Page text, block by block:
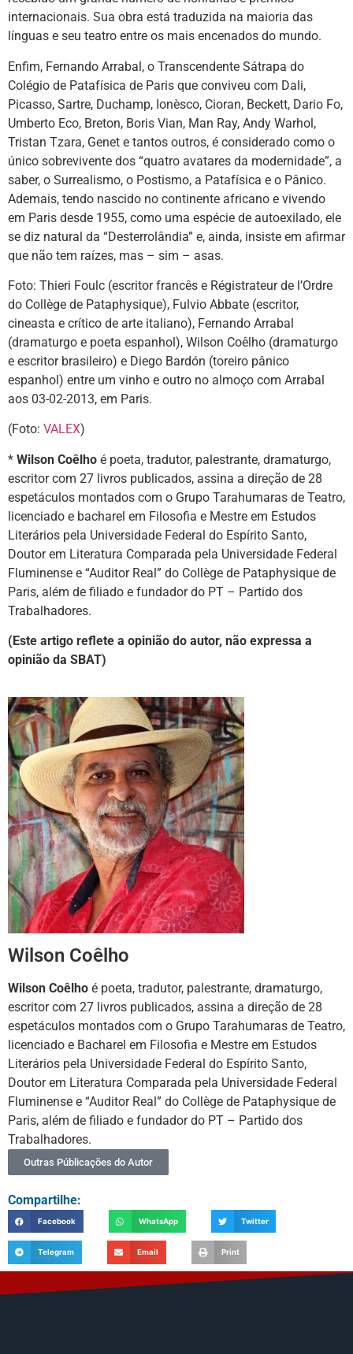
internacionais. Sua obra está traduzida na maioria das
línguas e seu teatro entre os mais encenados do mundo.
Enfim, Fernando Arrabal, o Transcendente Sátrapa do
Colégio de Patafísica de Paris que conviveu com Dali,
Picasso, Sartre, Duchamp, Ionèsco, Cioran, Beckett, Dario Fo,
Umberto Eco, Breton, Boris Vian, Man Ray, Andy Warhol,
Tristan Tzara, Genet e tantos outros, é considerado como o
único sobrevivente dos “quatro avatares da modernidade”, a
saber, o Surrealismo, o Postismo, a Patafísica e o Pânico.
Ademais, tendo nascido no continente africano e vivendo
em Paris desde 1955, como uma espécie de autoexilado, ele
se diz natural da “Desterrolândia” e, ainda, insiste em afirmar
que não tem raízes, mas – sim – asas.
Foto: Thieri Foulc (escritor francês e Régistrateur de l’Ordre
do Collège de Pataphysique), Fulvio Abbate (escritor,
cineasta e crítico de arte italiano), Fernando Arrabal
(dramaturgo e poeta espanhol), Wilson Coêlho (dramaturgo
e escritor brasileiro) e Diego Bardón (toreiro pânico
espanhol) entre um vinho e outro no almoço com Arrabal
aos 03-02-2013, em Paris.
(Foto: VALEX)
* Wilson Coêlho é poeta, tradutor, palestrante, dramaturgo,
escritor com 27 livros publicados, assina a direção de 28
espetáculos montados com o Grupo Tarahumaras de Teatro,
licenciado e bacharel em Filosofia e Mestre em Estudos
Literários pela Universidade Federal do Espírito Santo,
Doutor em Literatura Comparada pela Universidade Federal
Fluminense e “Auditor Real” do Collège de Pataphysique de
Paris, além de filiado e fundador do PT – Partido dos
Trabalhadores.
(Este artigo reflete a opinião do autor, não expressa a
opinião da SBAT)
Wilson Coêlho
Wilson Coêlho é poeta, tradutor, palestrante, dramaturgo,
escritor com 27 livros publicados, assina a direção de 28
espetáculos montados com o Grupo Tarahumaras de Teatro,
licenciado e Bacharel em Filosofia e Mestre em Estudos
Literários pela Universidade Federal do Espírito Santo,
Doutor em Literatura Comparada pela Universidade Federal
Fluminense e “Auditor Real” do Collège de Pataphysique de
Paris, além de filiado e fundador do PT – Partido dos
Trabalhadores.
Outras Públicações do Autor
Compartilhe:
Facebook WhatsApp Twitter
Telegram Email Print